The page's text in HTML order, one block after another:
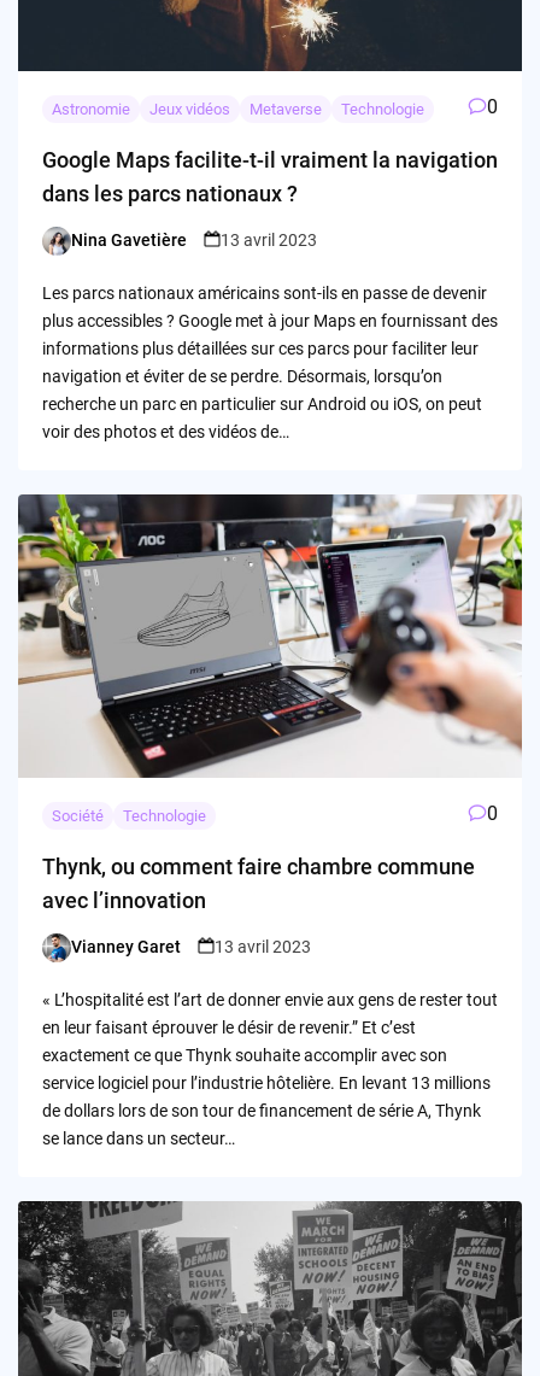
Astronomie Jeux vidéos Metaverse Technologie 0
Google Maps facilite-t-il vraiment la navigation
dans les parcs nationaux ?
Posted
Nina Gavetière 13 avril 2023
Les parcs nationaux américains sont-ils en passe de devenir
plus accessibles ? Google met à jour Maps en fournissant des
informations plus détaillées sur ces parcs pour faciliter leur
navigation et éviter de se perdre. Désormais, lorsqu’on
recherche un parc en particulier sur Android ou iOS, on peut
voir des photos et des vidéos de…
Société Technologie 0
Thynk, ou comment faire chambre commune
avec l’innovation
Posted
Vianney Garet 13 avril 2023
« L’hospitalité est l’art de donner envie aux gens de rester tout
en leur faisant éprouver le désir de revenir.” Et c’est
exactement ce que Thynk souhaite accomplir avec son
service logiciel pour l’industrie hôtelière. En levant 13 millions
de dollars lors de son tour de financement de série A, Thynk
se lance dans un secteur…